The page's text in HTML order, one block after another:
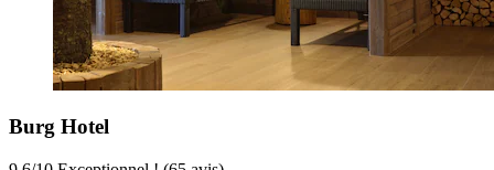
Burg Hotel